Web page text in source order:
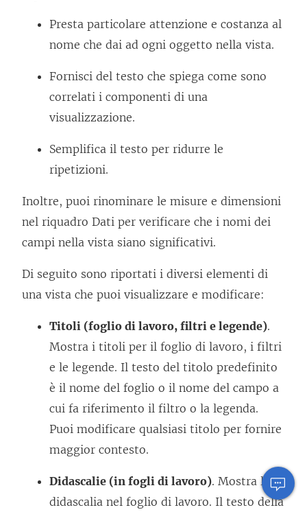
Presta particolare attenzione e costanza al
nome che dai ad ogni oggetto nella vista.
Fornisci del testo che spiega come sono
correlati i componenti di una
visualizzazione.
Semplifica il testo per ridurre le
ripetizioni.
Inoltre, puoi rinominare le misure e dimensioni
nel riquadro Dati per verificare che i nomi dei
campi nella vista siano significativi.
Di seguito sono riportati i diversi elementi di
una vista che puoi visualizzare e modificare:
Titoli (foglio di lavoro, filtri e legende).
Mostra i titoli per il foglio di lavoro, i filtri
e le legende. Il testo del titolo predefinito
è il nome del foglio o il nome del campo a
cui fa riferimento il filtro o la legenda.
Puoi modificare qualsiasi titolo per fornire
maggior contesto.
Didascalie (in fogli di lavoro). Mostra la
didascalia nel foglio di lavoro. Il testo della